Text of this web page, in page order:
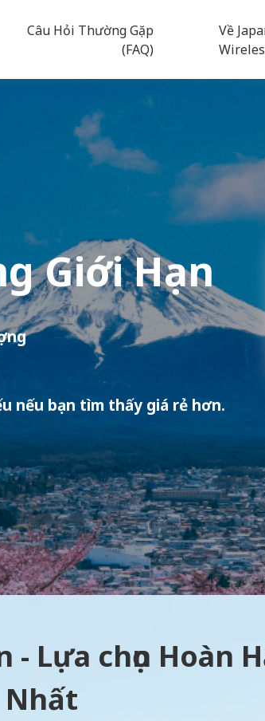
Câu Hỏi Thường Gặp
(FAQ)
Về
Giới Hạn
nếu bạn tìm thấy giá rẻ hơn.
Lựa chọn Hoàn
Nhất